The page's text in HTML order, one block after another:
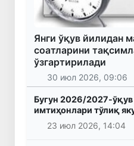
Янги ўқув йилидан
соатларини
ўзгартирилади
30 июл 2026, 09:06
Бугун 2026/2027-
имтиҳонлари тўлиқ
23 июл 2026, 14:04